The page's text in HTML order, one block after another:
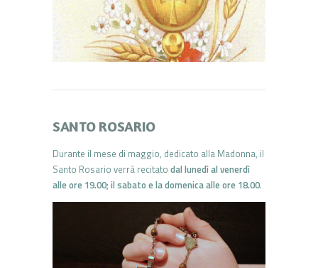
SANTO ROSARIO
Durante il mese di maggio, dedicato alla Madonna, il
Santo Rosario verrà recitato dal lunedì al venerdì
alle ore 19.00; il sabato e la domenica alle ore 18.00.